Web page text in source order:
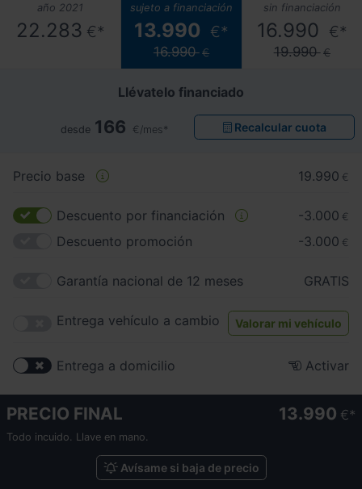
año 2021
22.283 €*
sujeto a financiación
13.990 €*
16.990 €
sin financiación
16.990 €*
19.990 €
Llévatelo financiado
desde 166 €/mes* Recalcular cuota
Precio base 19.990 €
Descuento por financiación -3.000 €
Descuento promoción -3.000 €
Garantía nacional de 12 meses GRATIS
Entrega vehículo a cambio Valorar mi vehículo
Entrega a domicilio Activar
PRECIO FINAL 13.990 €
Todo incuido. Llave en mano.
Avísame si baja de precio